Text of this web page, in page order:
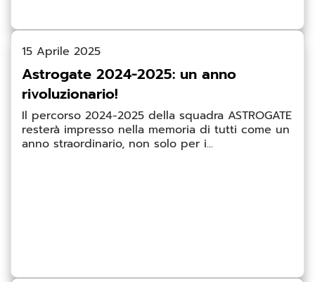
15 Aprile 2025
Astrogate 2024-2025: un anno
rivoluzionario!
Il percorso 2024-2025 della squadra ASTROGATE
resterà impresso nella memoria di tutti come un
anno straordinario, non solo per i...